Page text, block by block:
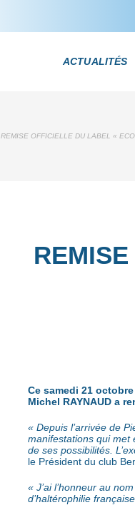
ACTUALITÉS
REMISE OFFICIELLE DU LABEL «
Ce samedi 21
Michel RAYNAUD a
« Depuis l’arrivée de
manifestations qui met
de ses possibilités.
le Président du club
« J’ai l’honneur au
d’haltérophilie